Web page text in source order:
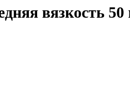
вязкость